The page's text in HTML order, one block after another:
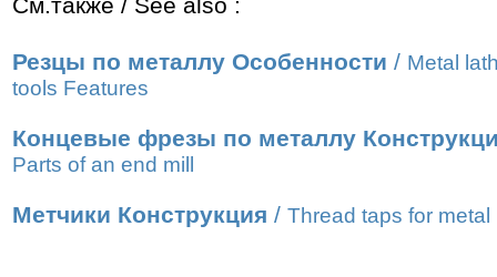
См.также / See also :
Резцы по металлу Особенности / Metal
tools Features
Концевые фрезы по металлу
Parts of an end mill
Метчики Конструкция / Thread taps for metal